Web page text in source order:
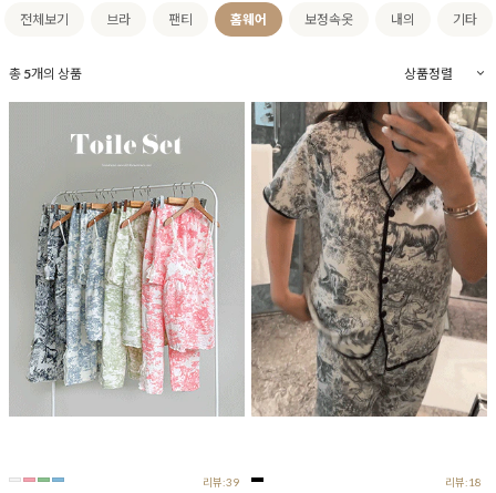
전체보기 브라 팬티 홈웨어 보정속옷 내의 기타
총 5개의 상품
리뷰:39 리뷰:18